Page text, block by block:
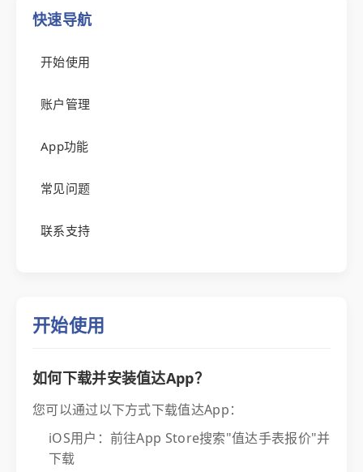
快速导航
开始使用
账户管理
App功能
常见问题
联系支持
开始使用
如何下载并安装值达App？
您可以通过以下方式下载值达App：
iOS用户：前往App Store搜索"值达手表报价"并
下载